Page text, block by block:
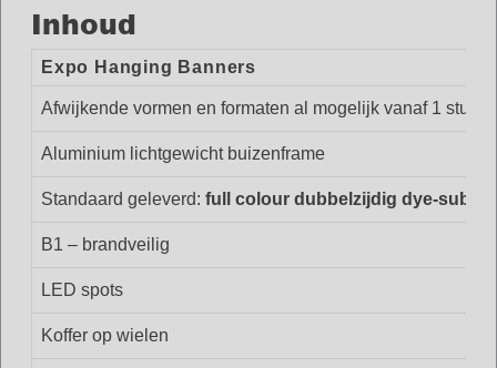
Inhoud
Expo Hanging Banners
Afwijkende vormen en formaten al mogelijk vanaf 1 stuk
Aluminium lichtgewicht buizenframe
Standaard geleverd: full colour dubbelzijdig dye-
B1 – brandveilig
LED spots
Koffer op wielen